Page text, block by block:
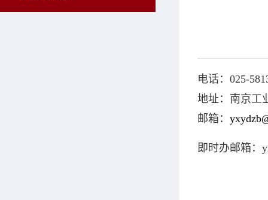
电话：025-
地址：南京工
邮箱：
即时办邮箱：